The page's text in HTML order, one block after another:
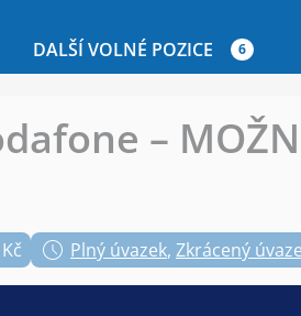
DALŠÍ VOLNÉ POZICE 6
–
Plný úvazek, Zkrácený